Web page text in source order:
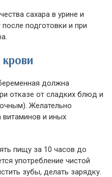
сахара в урине и
подготовки и при
должна
отказе от сладких блюд и
Желательно
витаминов и иных
пищу за 10 часов до
употребление чистой
зубы, делать зарядку.